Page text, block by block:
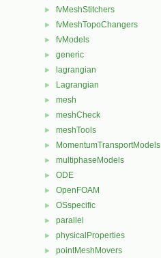
► fvMeshStitchers
► fvMeshTopoChangers
► fvModels
► generic
► lagrangian
► Lagrangian
► mesh
► meshCheck
► meshTools
► MomentumTransportModels
► multiphaseModels
► ODE
► OpenFOAM
► OSspecific
► parallel
► physicalProperties
► pointMeshMovers